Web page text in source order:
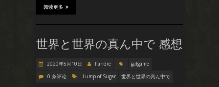
阅读更多
世界と世界の真ん中で 感想
2020年5月10日 flandre
galgame
0 条评论
Lump of Sugar 世界と世界の真ん中で